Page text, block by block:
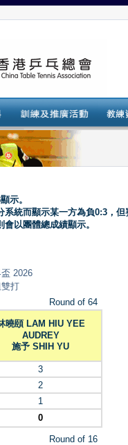
示。
統而顯示某一方為負0:3，
以團體總成績顯示。
2026
打
Round of 64
曉頤 LAM HIU YEE
AUDREY
施予 SHIH YU
3
2
1
0
Round of 16